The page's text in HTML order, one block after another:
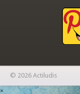
© 2026 Actiludis
×